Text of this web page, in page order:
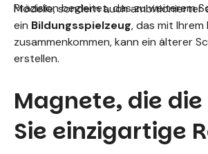
Präzision begleitet, das zu weiterem
Modelle, sondern auch
ein Bildungsspielzeug, das mit
zusammenkommen, kann ein älterer
erstellen.
Magnete, die
Sie einzigartige